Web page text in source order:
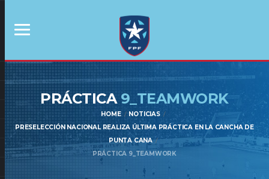
PRÁCTICA 9_TEAMWORK
HOME
NOTICIAS
PRESELECCIÓN NACIONAL REALIZA ÚLTIMA PRÁCTICA EN LA CANCHA DE
PUNTA CANA
PRÁCTICA 9_TEAMWORK